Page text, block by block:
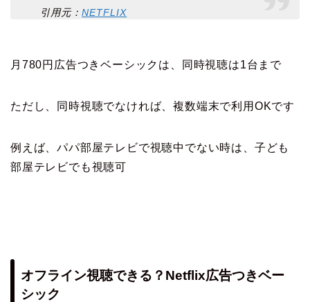
引用元：NETFLIX
月780円広告つきベーシックは、同時視聴は1台まで
ただし、同時視聴でなければ、複数端末で利用OKです
例えば、パパ部屋テレビで視聴中でない時は、子ども
部屋テレビでも視聴可
オフライン視聴できる？Netflix広告つきベー
シック